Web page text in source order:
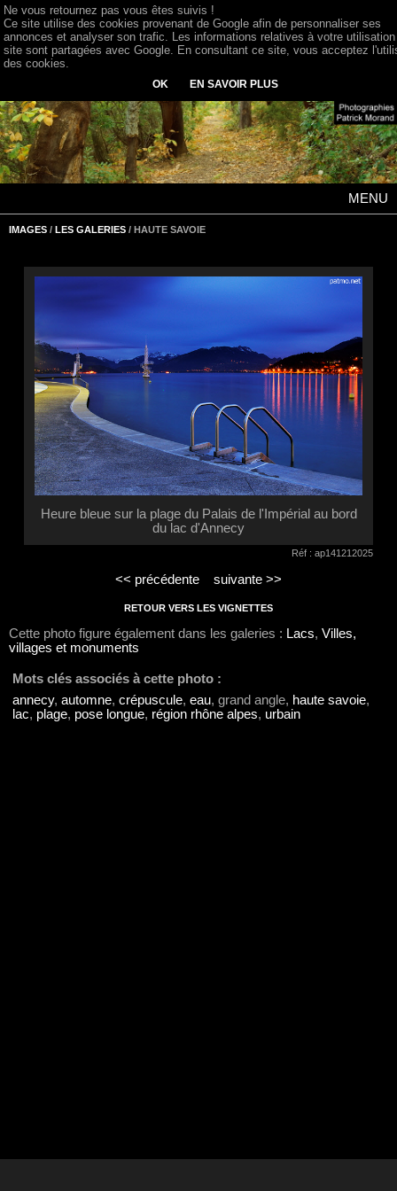
MENU
IMAGES / LES GALERIES / HAUTE SAVOIE
Heure bleue sur la plage du Palais de l'Impérial au bord
du lac d'Annecy
Réf : ap141212025
<< précédente suivante >>
RETOUR VERS LES VIGNETTES
Cette photo figure également dans les galeries : Lacs, Villes,
villages et monuments
Mots clés associés à cette photo :
annecy, automne, crépuscule, eau, grand angle, haute savoie,
lac, plage, pose longue, région rhône alpes, urbain
Ne vous retournez pas vous êtes suivis !
Ce site utilise des cookies provenant de Google afin de personnaliser ses
annonces et analyser son trafic. Les informations relatives à votre
site sont partagées avec Google. En consultant ce site, vous acceptez
des cookies.
OK EN SAVOIR PLUS